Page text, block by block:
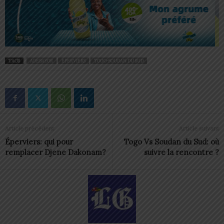
TAGS ADEBAYOR EPERVIERS TOGO-SOUDAN DU SUD
Article précédent
Éperviers: qui pour
remplacer Djene Dakonam?
Article suivant
Togo Vs Soudan du Sud: où
suivre la rencontre ?